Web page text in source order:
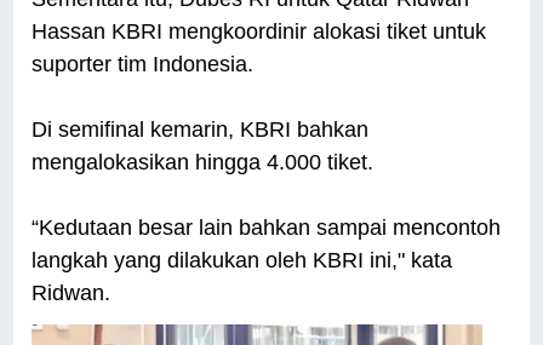
Hassan KBRI mengkoordinir alokasi tiket untuk
suporter tim Indonesia.
Di semifinal kemarin, KBRI bahkan
mengalokasikan hingga 4.000 tiket.
“Kedutaan besar lain bahkan sampai mencontoh
langkah yang dilakukan oleh KBRI ini," kata
Ridwan.